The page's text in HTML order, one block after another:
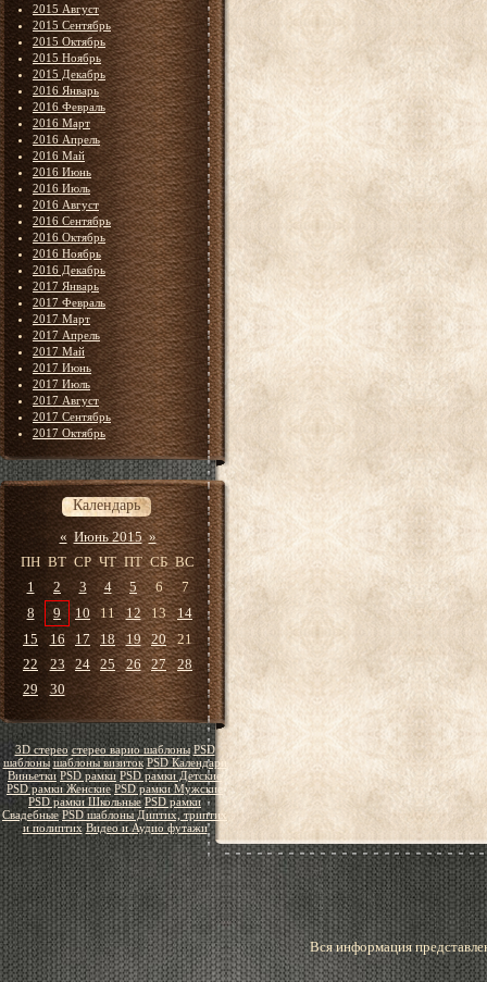
2015 Август
2015 Сентябрь
2015 Октябрь
2015 Ноябрь
2015 Декабрь
2016 Январь
2016 Февраль
2016 Март
2016 Апрель
2016 Май
2016 Июнь
2016 Июль
2016 Август
2016 Сентябрь
2016 Октябрь
2016 Ноябрь
2016 Декабрь
2017 Январь
2017 Февраль
2017 Март
2017 Апрель
2017 Май
2017 Июнь
2017 Июль
2017 Август
2017 Сентябрь
2017 Октябрь
Календарь
« Июнь 2015 »
ПН ВТ СР ЧТ ПТ СБ ВС
1
2 3 4 5 6
7
8
9 10 11 12 13
14
15
16 17 18 19 20
21
22
23 24 25 26 27
28
29
30
3D стерео стерео варио шаблоны PSD
шаблоны шаблоны визиток PSD Календари
Виньетки PSD рамки PSD рамки Детские
PSD рамки Женские PSD рамки Мужские
PSD рамки Школьные PSD рамки
Свадебные PSD шаблоны Диптих, триптих
и полиптих Видео и Аудио футажи
Вся информация